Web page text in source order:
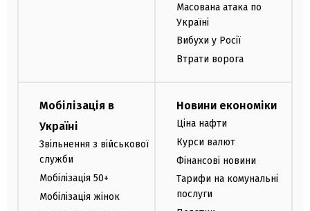
Масована атака по
Україні
Вибухи у Росії
Втрати ворога
Мобілізація в
Україні
Звільнення з військової
служби
Мобілізація 50+
Мобілізація жінок
Новини економіки
Ціна нафти
Курси валют
Фінансові новини
Тарифи на комунальні
послуги